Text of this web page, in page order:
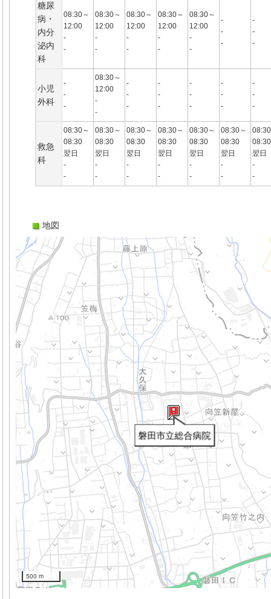
糖尿
病・
内分
泌内
科
08:30～
12:00
-
-
08:30～
12:00
-
-
08:30～
12:00
-
-
08:30～
12:00
-
-
08:30～
12:00
-
-
-
-
-
-
-
-
小児
外科
-
-
-
08:30～
12:00
-
-
-
-
-
-
-
-
-
-
-
-
-
-
-
-
-
救急
科
08:30～
08:30
翌日
-
-
08:30～
08:30
翌日
-
-
08:30～
08:30
翌日
-
-
08:30～
08:30
翌日
-
-
08:30～
08:30
翌日
-
-
08:30～
08:30
翌日
-
-
翌日
-
-
地図
磐田市立総合病院
500 m